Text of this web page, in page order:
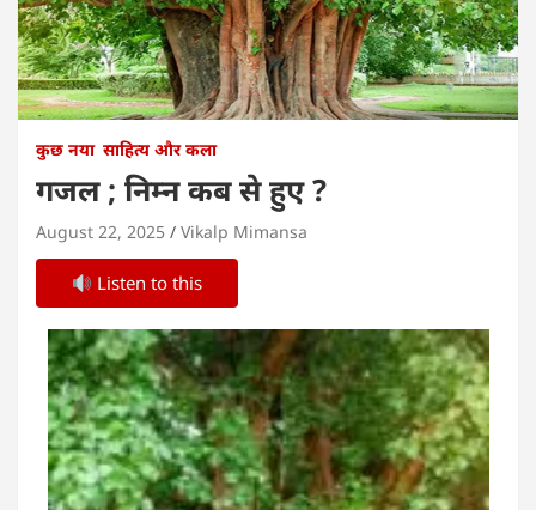
कुछ नया साहित्य और कला
गजल ; निम्न कब से हुए ?
August 22, 2025 Vikalp Mimansa
Listen to this